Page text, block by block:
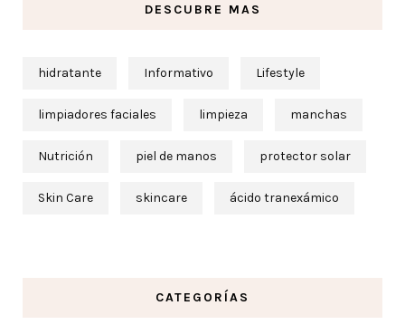
DESCUBRE MAS
hidratante Informativo Lifestyle
limpiadores faciales limpieza manchas
Nutrición piel de manos protector solar
Skin Care skincare ácido tranexámico
CATEGORÍAS